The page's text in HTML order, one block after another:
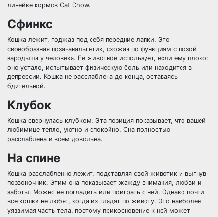
линейке кормов Cat Chow.
Сфинкс
Кошка лежит, поджав под себя передние лапки. Это
своеобразная поза-анальгетик, схожая по функциям с позой
зародыша у человека. Ее животное использует, если ему плохо:
оно устало, испытывает физическую боль или находится в
депрессии. Кошка не расслаблена до конца, оставаясь
бдительной.
Клубок
Кошка свернулась клубком. Эта позиция показывает, что вашей
любимице тепло, уютно и спокойно. Она полностью
расслаблена и всем довольна.
На спине
Кошка расслабленно лежит, подставляя свой животик и выгнув
позвоночник. Этим она показывает жажду внимания, любви и
заботы. Можно ее погладить или поиграть с ней. Однако почти
все кошки не любят, когда их гладят по животу. Это наиболее
уязвимая часть тела, поэтому прикосновение к ней может